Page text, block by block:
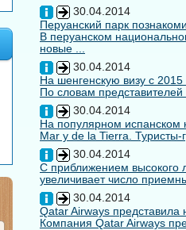
30.04.2014
Перуанский парк
В перуанском
новые ...
30.04.2014
На шенгенскую визу с 2015
По словам
30.04.2014
На популярном испанском
Mar y de la Tierra. Туристы-
30.04.2014
С приближением высокого
увеличивает число
30.04.2014
Qatar Airways
Компания Qatar Airways